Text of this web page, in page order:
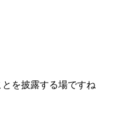
とを披露する場ですね